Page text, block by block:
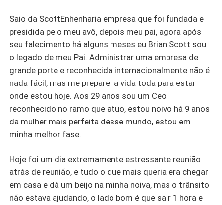
Saio da ScottEnhenharia empresa que foi fundada e
presidida pelo meu avô, depois meu pai, agora após
seu falecimento há alguns meses eu Brian Scott sou
o legado de meu Pai. Administrar uma empresa de
grande porte e reconhecida internacionalmente não é
nada fácil, mas me preparei a vida toda para estar
onde estou hoje. Aos 29 anos sou um Ceo
reconhecido no ramo que atuo, estou noivo há 9 anos
da mulher mais perfeita desse mundo, estou em
minha melhor fase.
Hoje foi um dia extremamente estressante reunião
atrás de reunião, e tudo o que mais queria era chegar
em casa e dá um beijo na minha noiva, mas o trânsito
não estava ajudando, o lado bom é que sair 1 hora e